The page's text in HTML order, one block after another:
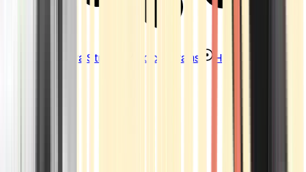
Sativa Strains Indica Strains Hybrid Strains